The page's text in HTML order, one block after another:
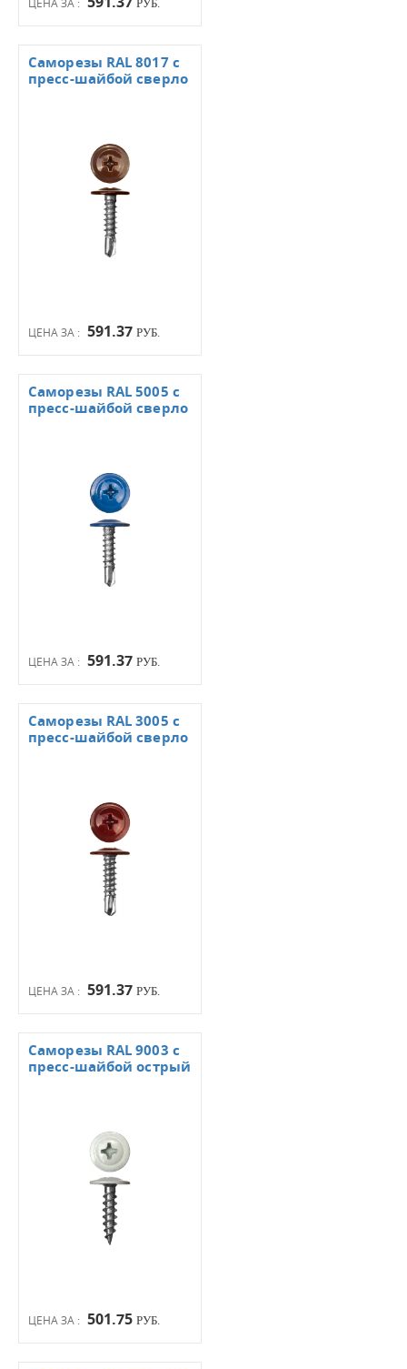
ЦЕНА ЗА : РУБ.
ЦЕНА ЗА : 591.37 РУБ.
Саморезы RAL 8017 с
пресс-шайбой сверло
ЦЕНА ЗА : 591.37 РУБ.
Саморезы RAL 5005 с
пресс-шайбой сверло
ЦЕНА ЗА : 591.37 РУБ.
Саморезы RAL 3005 с
пресс-шайбой сверло
ЦЕНА ЗА : 501.75 РУБ.
Саморезы RAL 9003 с
пресс-шайбой острый